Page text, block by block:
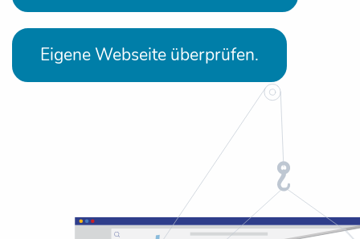
Eigene Webseite überprüfen.